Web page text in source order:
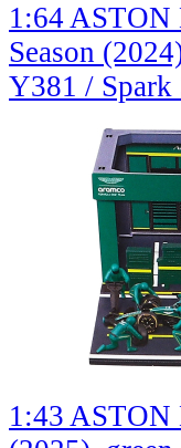
1:64
Season
Y381 / Spark
1:43 ASTON